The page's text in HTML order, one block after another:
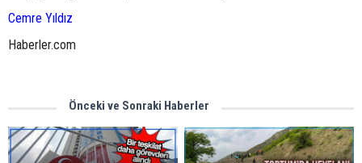
Cemre Yıldız
Haberler.com
Önceki ve Sonraki Haberler